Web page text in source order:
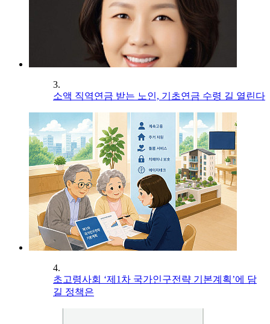
3.
소액 직역연금 받는 노인, 기초연금 수령 길 열린다
4.
초고령사회 ‘제1차 국가인구전략 기본계획’에 담
길 정책은